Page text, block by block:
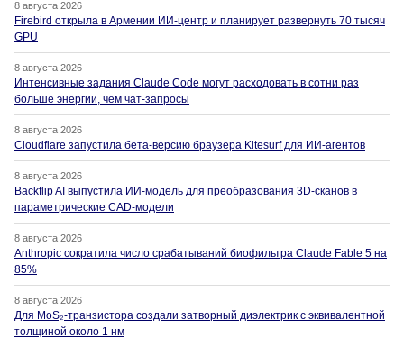
8 августа 2026
Firebird открыла в Армении ИИ-центр и планирует развернуть 70 тысяч
GPU
8 августа 2026
Интенсивные задания Claude Code могут расходовать в сотни раз
больше энергии, чем чат-запросы
8 августа 2026
Cloudflare запустила бета-версию браузера Kitesurf для ИИ-агентов
8 августа 2026
Backflip AI выпустила ИИ-модель для преобразования 3D-сканов в
параметрические CAD-модели
8 августа 2026
Anthropic сократила число срабатываний биофильтра Claude Fable 5 на
85%
8 августа 2026
Для MoS₂-транзистора создали затворный диэлектрик с эквивалентной
толщиной около 1 нм